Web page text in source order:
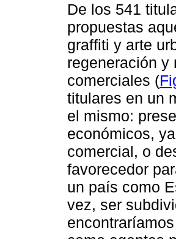
De los 541
propuestas
graffiti y arte
regeneración y
comerciales (
titulares en un
el mismo:
económicos,
comercial, o
favorecedor
un país como
vez, ser